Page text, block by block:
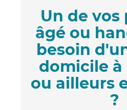
Un de vos
âgé ou
besoin
domicile à
ou ailleurs
?